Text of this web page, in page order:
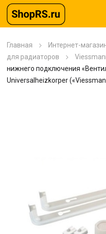
Главная Интернет-
для радиаторов
нижнего подключения
Universalheizkorper